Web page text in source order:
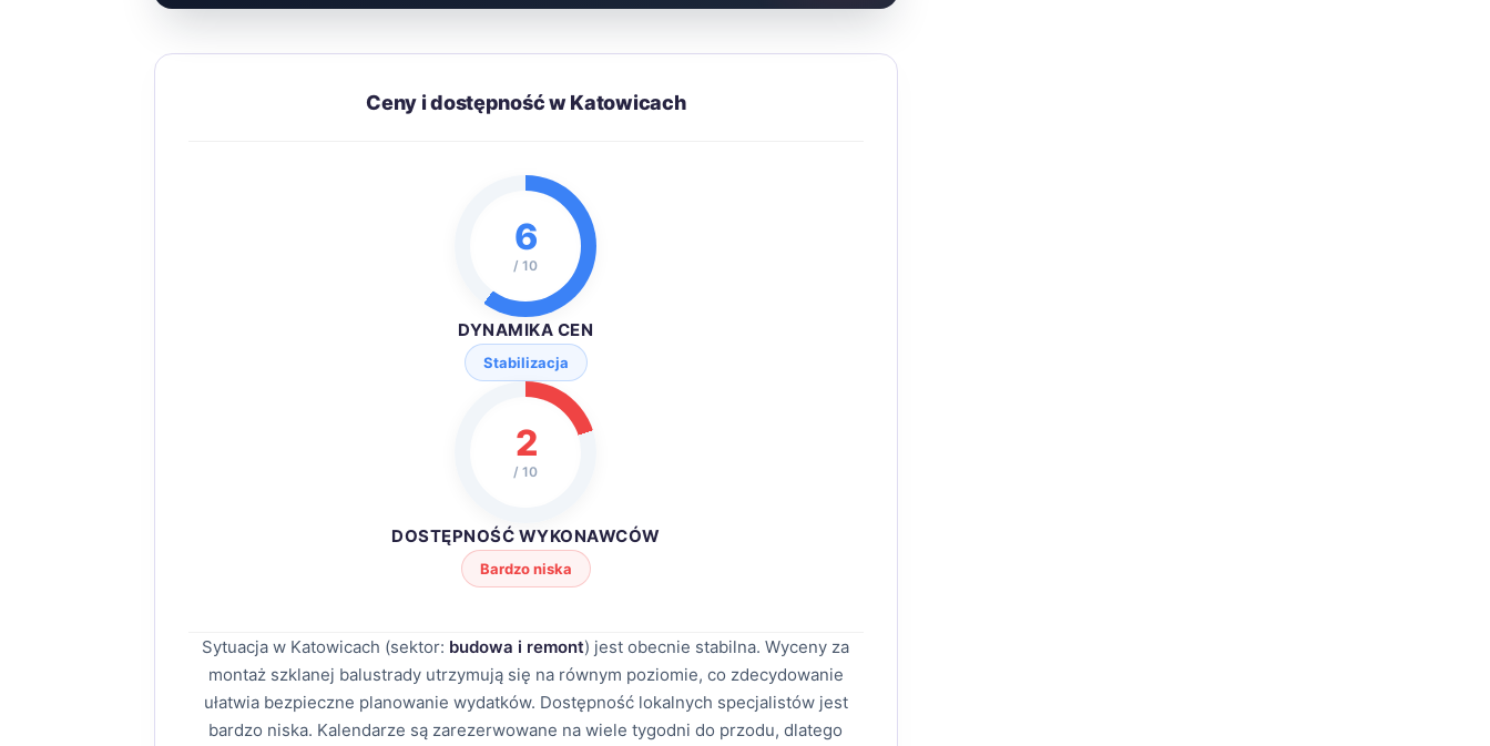
Ceny i dostępność w Katowicach
6
/ 10
DYNAMIKA CEN
Stabilizacja
2
/ 10
DOSTĘPNOŚĆ WYKONAWCÓW
Bardzo niska
Sytuacja w Katowicach (sektor: budowa i remont) jest obecnie stabilna. Wyceny za
montaż szklanej balustrady utrzymują się na równym poziomie, co zdecydowanie
ułatwia bezpieczne planowanie wydatków. Dostępność lokalnych specjalistów jest
bardzo niska. Kalendarze są zarezerwowane na wiele tygodni do przodu, dlatego